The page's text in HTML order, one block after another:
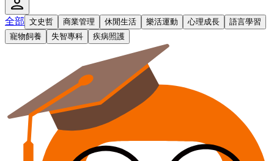
全部 文史哲 商業管理 休閒生活 樂活運動 心理成長
語言學習
寵物飼養
失智專科 疾病照護